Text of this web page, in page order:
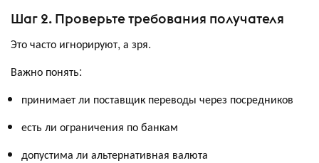
Шаг 2. Проверьте требования получателя
Это часто игнорируют, а зря.
Важно понять:
принимает ли поставщик переводы через посредников
есть ли ограничения по банкам
допустима ли альтернативная валюта